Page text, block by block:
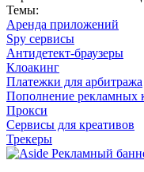
Темы:
Аренда приложений
Spy сервисы
Антидетект-браузеры
Клоакинг
Платежки для арбитража
Пополнение рекламных
Прокси
Сервисы для креативов
Трекеры